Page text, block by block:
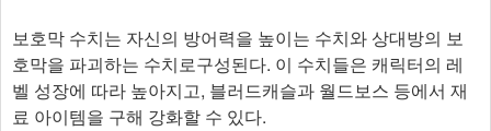
보호막 수치는 자신의 방어력을 높이는 수치와 상대방의 보
호막을 파괴하는 수치로구성된다. 이 수치들은 캐릭터의 레
벨 성장에 따라 높아지고, 블러드캐슬과 월드보스 등에서 재
료 아이템을 구해 강화할 수 있다.